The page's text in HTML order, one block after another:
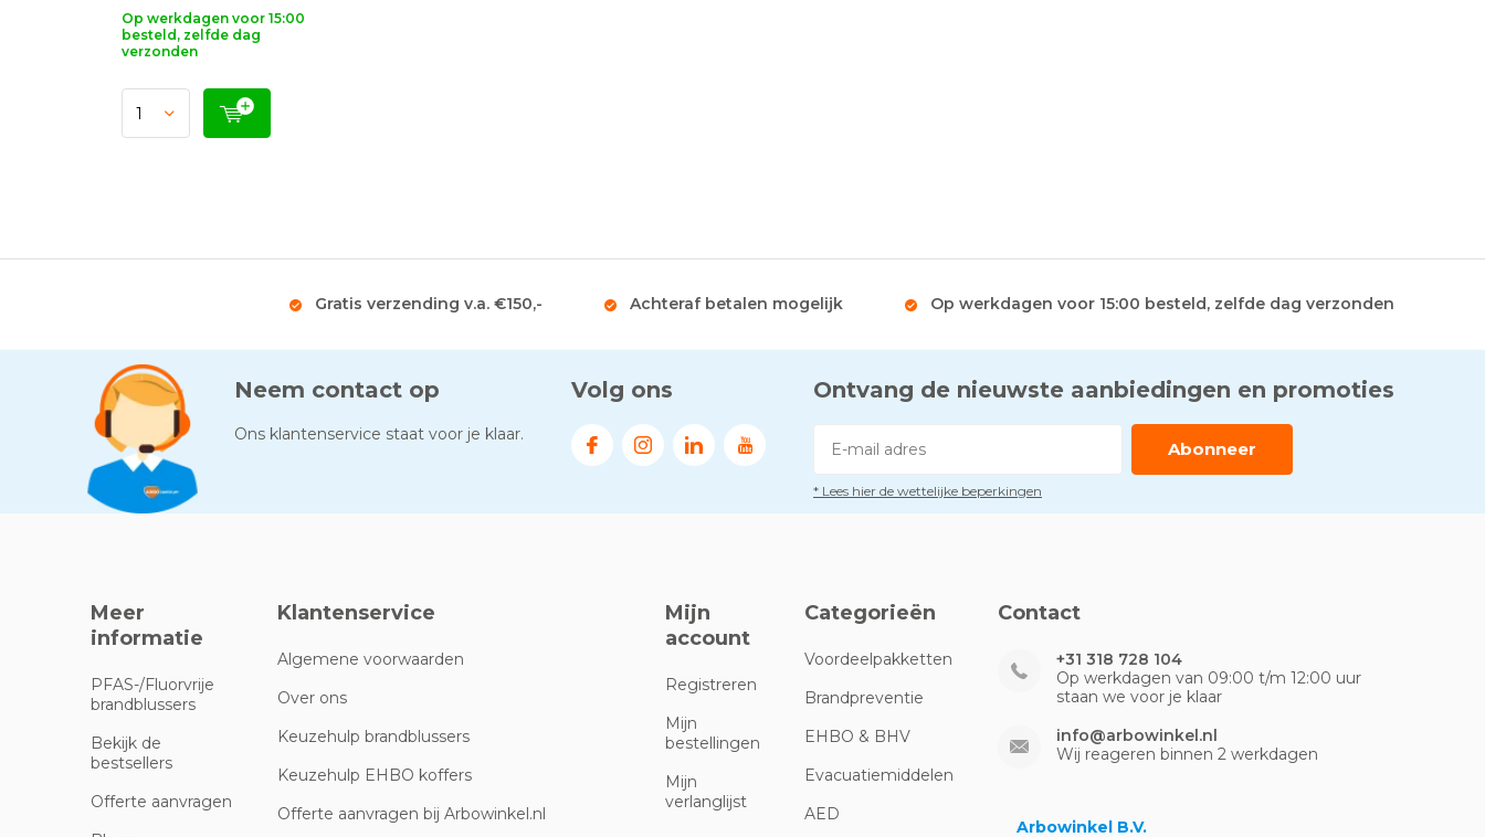
Op werkdagen voor 15:00
besteld, zelfde dag
verzonden
Gratis verzending v.a. €150,- Achteraf betalen mogelijk Op werkdagen voor 15:00 besteld, zelfde dag verzonden
Neem contact op
Ons klantenservice staat voor je klaar.
Volg ons Ontvang de nieuwste aanbiedingen en promoties
Abonneer
* Lees hier de wettelijke beperkingen
Meer
informatie
PFAS-/Fluorvrije
brandblussers
Bekijk de
bestsellers
Offerte aanvragen
Klantenservice
Algemene voorwaarden
Over ons
Keuzehulp brandblussers
Keuzehulp EHBO koffers
Offerte aanvragen bij Arbowinkel.nl
Mijn
account
Registreren
Mijn
bestellingen
Mijn
verlanglijst
Categorieën
Voordeelpakketten
Brandpreventie
EHBO & BHV
Evacuatiemiddelen
AED
Contact
+31 318 728 104
Op werkdagen van 09:00 t/m 12:00 uur
staan we voor je klaar
info@arbowinkel.nl
Wij reageren binnen 2 werkdagen
Arbowinkel B.V.